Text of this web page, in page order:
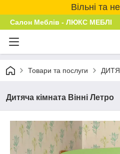
Вільні та
Салон Меблів - ЛЮКС МЕБЛІ
Товари та послуги
Дитяча кімната Вінні Летро